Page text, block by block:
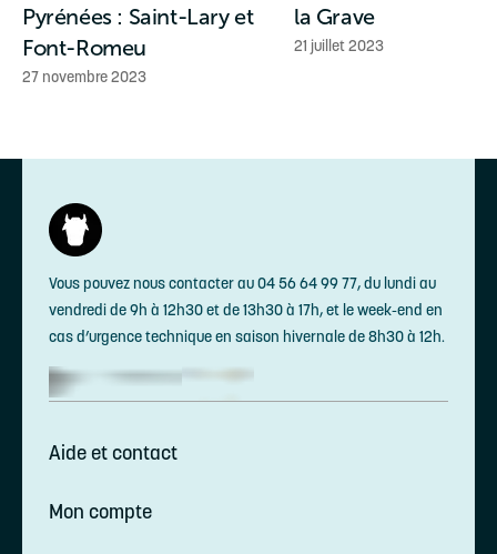
Pyrénées : Saint-Lary et
Font-Romeu
27 novembre 2023
la Grave
21 juillet 2023
Vous pouvez nous contacter au 04 56 64 99 77, du lundi au
vendredi de 9h à 12h30 et de 13h30 à 17h, et le week-end en
cas d’urgence technique en saison hivernale de 8h30 à 12h.
Aide et contact
Mon compte